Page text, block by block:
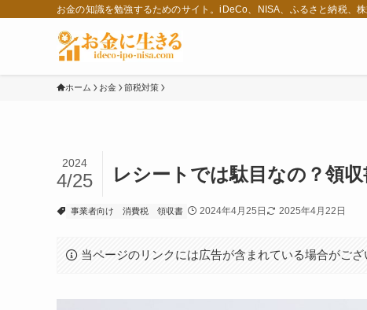
お金の知識を勉強するためのサイト。iDeCo、NISA、ふるさと納税、
ホーム お金 節税対策
レシートでは駄目なの？領
2024
4/25
事業者向け 消費税 領収書 2024年4月25日 2025年4月22日
当ページのリンクには広告が含まれている場合がござ